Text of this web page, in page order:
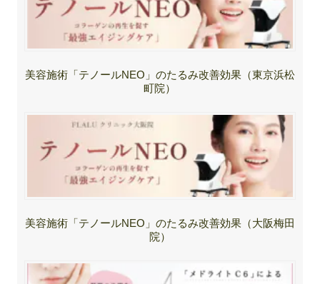
美容施術「テノールNEO」のたるみ改善効果（東京浜松
町院）
美容施術「テノールNEO」のたるみ改善効果（大阪梅田
院）